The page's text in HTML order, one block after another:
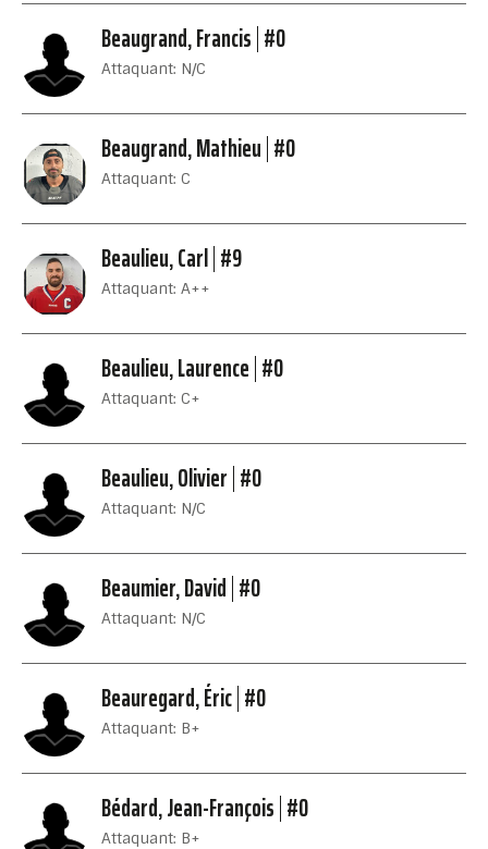
Beaugrand, Francis #0
Attaquant: N/C
Beaugrand, Mathieu #0
Attaquant: C
Beaulieu, Carl #9
Attaquant: A++
Beaulieu, Laurence #0
Attaquant: C+
Beaulieu, Olivier #0
Attaquant: N/C
Beaumier, David #0
Attaquant: N/C
Beauregard, Éric #0
Attaquant: B+
Bédard, Jean-François #0
Attaquant: B+